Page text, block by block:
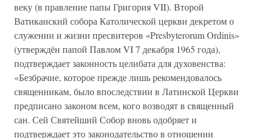
веку (в правление папы Григория VII). Второй
Ватиканский собора Католической церкви декретом о
служении и жизни пресвитеров «Presbyterorum Ordinis»
(утверждён папой Павлом VI 7 декабря 1965 года),
подтверждает законность целибата для духовенства:
«Безбрачие, которое прежде лишь рекомендовалось
священникам, было впоследствии в Латинской Церкви
предписано законом всем, кого возводят в священный
сан. Сей Святейший Собор вновь одобряет и
подтверждает это законодательство в отношении